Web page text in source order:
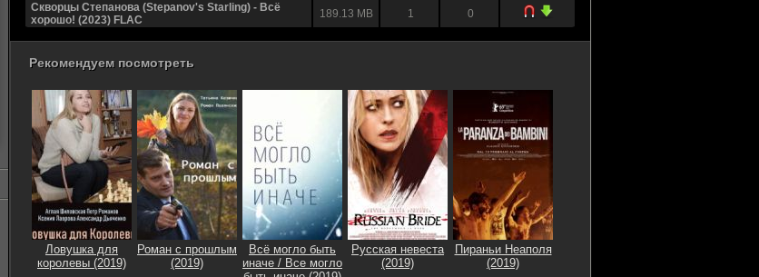
Скворцы Степанова (Stepanov's Starling) - Всё
хорошо! (2023) FLAC
189.13 MB 1 0
(2023) FLAC
Черниковский проспект - Все хорошо (1994) MP3 102.75 MB 0 1
Всё хорошо (2021) WEBRip 720p 2.28 GB 1
Всё хорошо (2021) WEBRip-AVC от Files-x 1.37 GB 0
Всё путём / У них всё хорошо / У них усе добре /
Усе гаразд / Everybody's Fine (2009) BDRip 720p | P
| UKR
4.37 GB 0 1
Иво Линна, Яак Йоала, Тынис Мяги - Пусть всё
хорошее останется (2015) FLAC
808.04 MB 1 0
Пока всё хорошо / Jusqu'ici tout va bien (2019)
Рекомендуем посмотреть
Ловушка для
королевы (2019)
Роман с прошлым
(2019)
Всё могло быть
иначе / Все могло
Русская невеста
(2019)
Пираньи Неаполя
(2019)